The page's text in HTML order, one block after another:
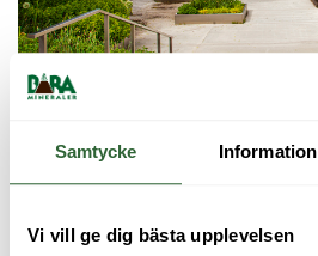
Samtycke Information
Vi vill ge dig bästa upplevelsen